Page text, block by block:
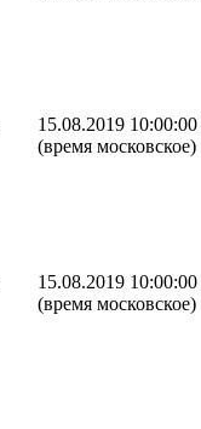
15.08.2019 10:00:00
(время московское)
15.08.2019 10:00:00
(время московское)